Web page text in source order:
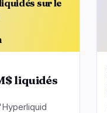
sur le
liquidés